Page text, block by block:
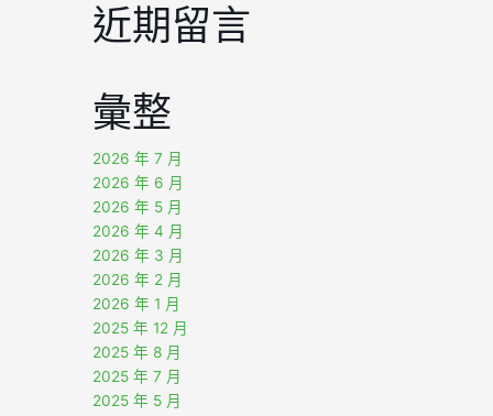
近期留言
彙整
2026 年 7 月
2026 年 6 月
2026 年 5 月
2026 年 4 月
2026 年 3 月
2026 年 2 月
2026 年 1 月
2025 年 12 月
2025 年 8 月
2025 年 7 月
2025 年 5 月